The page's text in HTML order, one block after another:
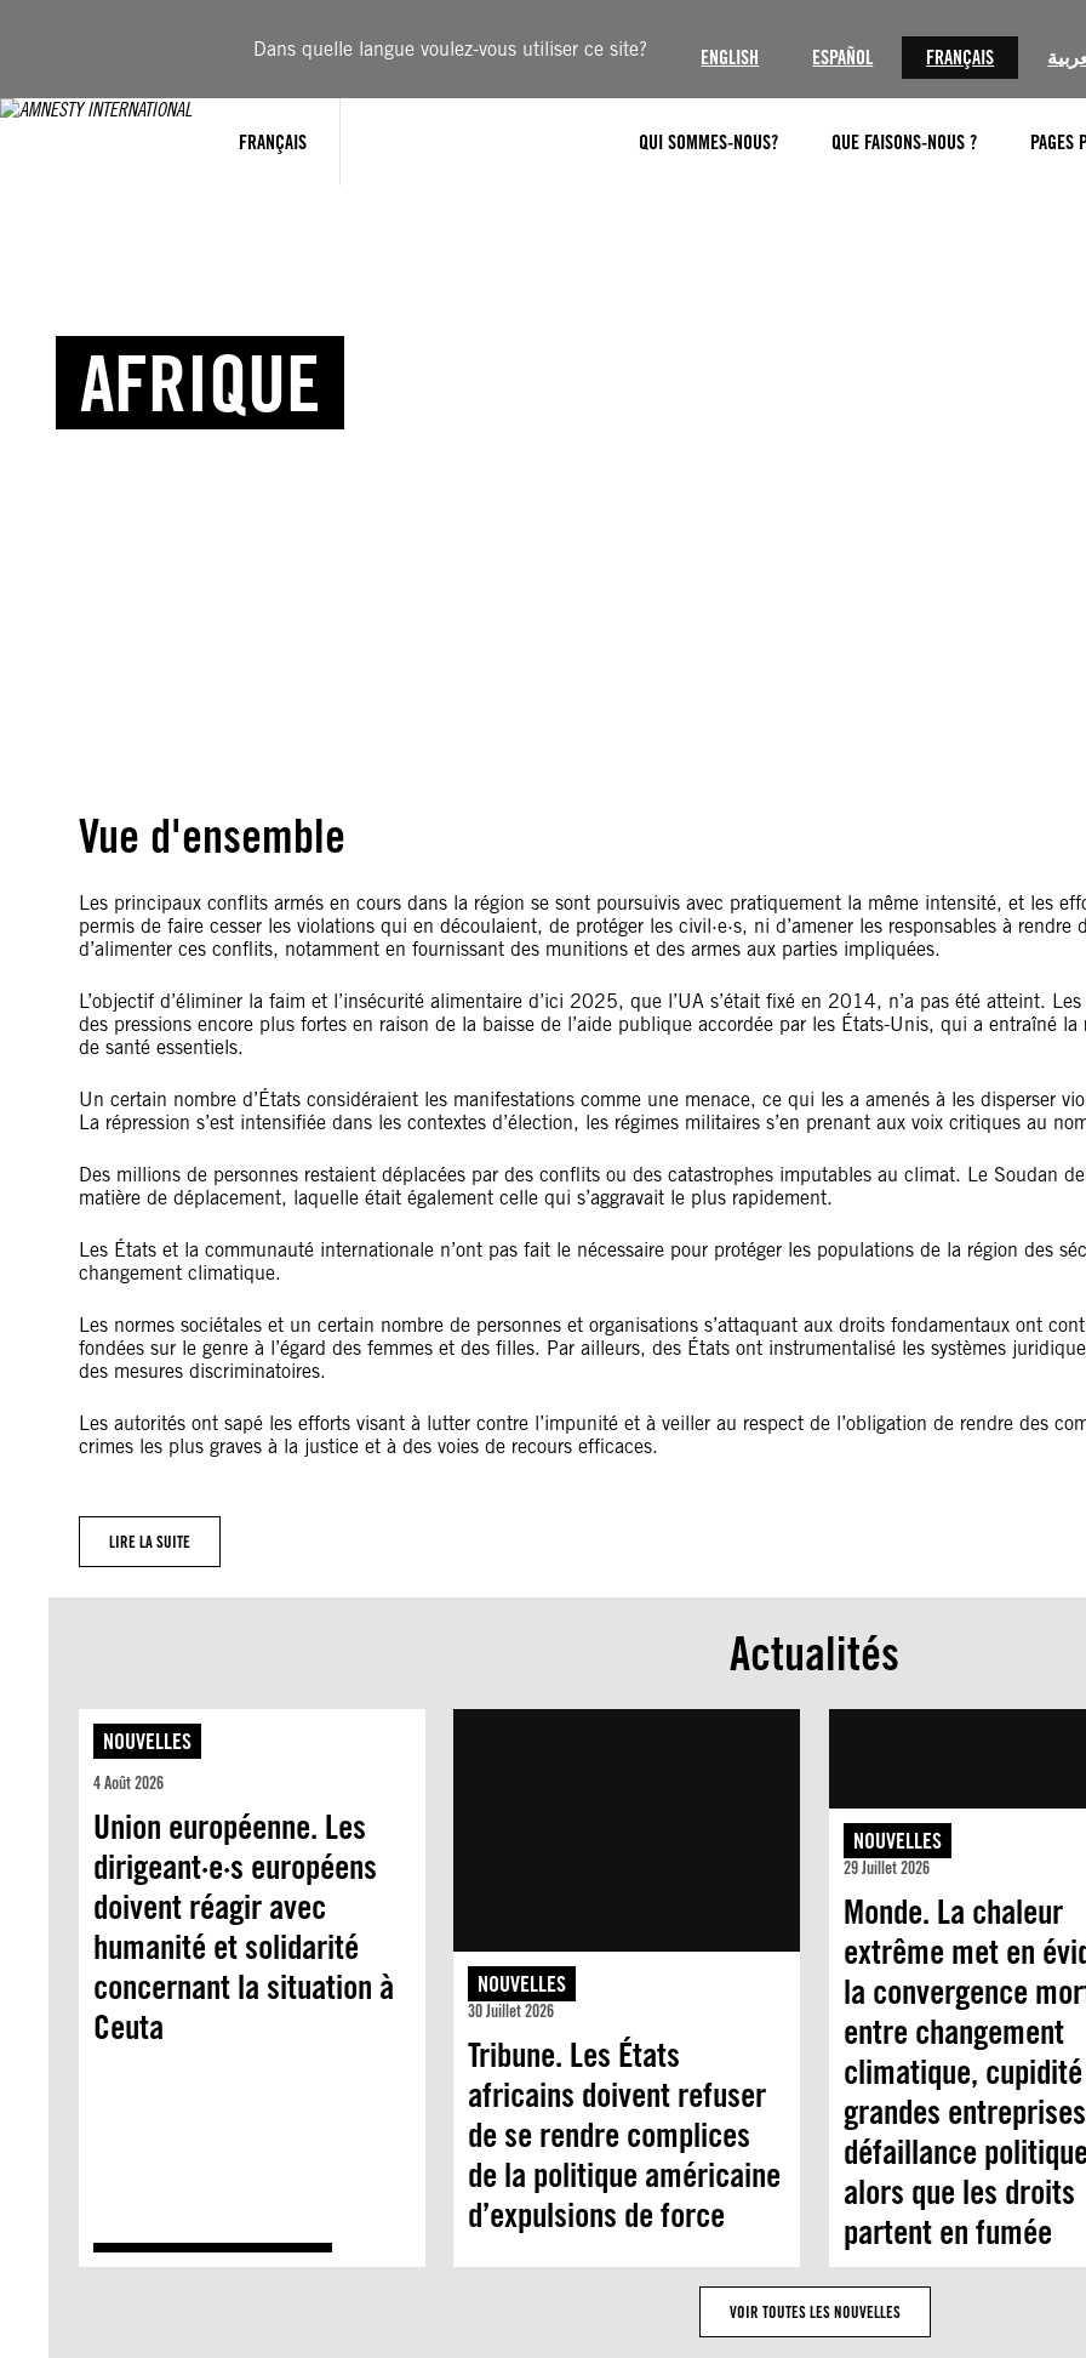
Dans quelle langue voulez-vous utiliser ce site? ENGLISH ESPAÑOL FRANÇAIS
FRANÇAIS QUI SOMMES-NOUS? QUE FAISONS-NOUS ? PAGES
AFRIQUE
Vue d'ensemble
Les principaux conflits armés en cours dans la région se sont poursuivis avec pratiquement la même intensité, et les
permis de faire cesser les violations qui en découlaient, de protéger les civil·e·s, ni d’amener les responsables à
d’alimenter ces conflits, notamment en fournissant des munitions et des armes aux parties impliquées.
L’objectif d’éliminer la faim et l’insécurité alimentaire d’ici 2025, que l’UA s’était fixé en 2014, n’a pas été atteint.
des pressions encore plus fortes en raison de la baisse de l’aide publique accordée par les États-Unis, qui a entraîné
de santé essentiels.
Un certain nombre d’États considéraient les manifestations comme une menace, ce qui les a amenés à les disperser
La répression s’est intensifiée dans les contextes d’élection, les régimes militaires s’en prenant aux voix critiques au
Des millions de personnes restaient déplacées par des conflits ou des catastrophes imputables au climat. Le Soudan
matière de déplacement, laquelle était également celle qui s’aggravait le plus rapidement.
Les États et la communauté internationale n’ont pas fait le nécessaire pour protéger les populations de la région des
changement climatique.
Les normes sociétales et un certain nombre de personnes et organisations s’attaquant aux droits fondamentaux ont
fondées sur le genre à l’égard des femmes et des filles. Par ailleurs, des États ont instrumentalisé les systèmes
des mesures discriminatoires.
Les autorités ont sapé les efforts visant à lutter contre l’impunité et à veiller au respect de l’obligation de rendre des
crimes les plus graves à la justice et à des voies de recours efficaces.
LIRE LA SUITE
Actualités
NOUVELLES
4 Août 2026
Union européenne. Les
dirigeant·e·s européens
doivent réagir avec
humanité et solidarité
concernant la situation à
Ceuta
NOUVELLES
30 Juillet 2026
Tribune. Les États
africains doivent refuser
de se rendre complices
de la politique américaine
d’expulsions de force
NOUVELLES
29 Juillet 2026
Monde. La chaleur
extrême met en
la convergence
entre changement
climatique,
grandes
défaillance
alors que les droits
partent en fumée
VOIR TOUTES LES NOUVELLES